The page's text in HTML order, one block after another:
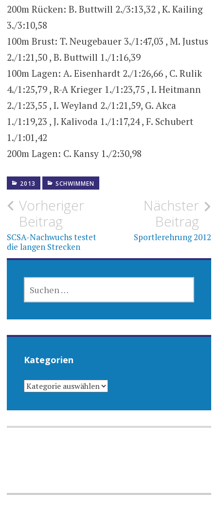
200m Rücken: B. Buttwill 2./3:13,32 , K. Kailing
3./3:10,58
100m Brust: T. Neugebauer 3./1:47,03 , M. Justus
2./1:21,50 , B. Buttwill 1./1:16,39
100m Lagen: A. Eisenhardt 2./1:26,66 , C. Rulik
4./1:25,79 , R-A Krieger 1./1:23,75 , I. Heitmann
2./1:23,55 , I. Weyland 2./1:21,59, G. Akca
1./1:19,23 , J. Kalivoda 1./1:17,24 , F. Schubert
1./1:01,42
200m Lagen: C. Kansy 1./2:30,98
2013 SCHWIMMEN
Beitragsnavigation
Vorheriger
Beitrag
SCSA-Nachwuchs testet
die langen Strecken
Nächster
Beitrag
Sportlerehrung 2012
NACH:
Kategorien
KATEGORIEN